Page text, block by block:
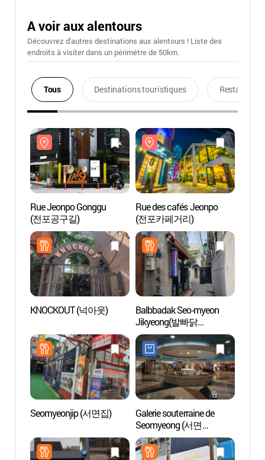
A voir aux alentours
Découvrez d'autres destinations aux alentours ! Liste des
endroits à visiter dans un périmétre de 50km.
Tous Destinations touristiques Restaurants
Rue Jeonpo Gonggu
(전포공구길)
Rue des cafés Jeonpo
(전포카페거리)
KNOCKOUT (넉아웃)
Balbbadak Seo-myeon
Jikyeong(발빠닭
서면직영)
Seomyeonjip (서면집)
Galerie souterraine de
Seomyeong (서면
지하도상가)